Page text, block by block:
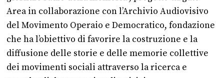
Area in collaborazione con l’Archivio Audiovisivo
del Movimento Operaio e Democratico, fondazione
che ha l’obiettivo di favorire la costruzione e la
diffusione delle storie e delle memorie collettive
dei movimenti sociali attraverso la ricerca e